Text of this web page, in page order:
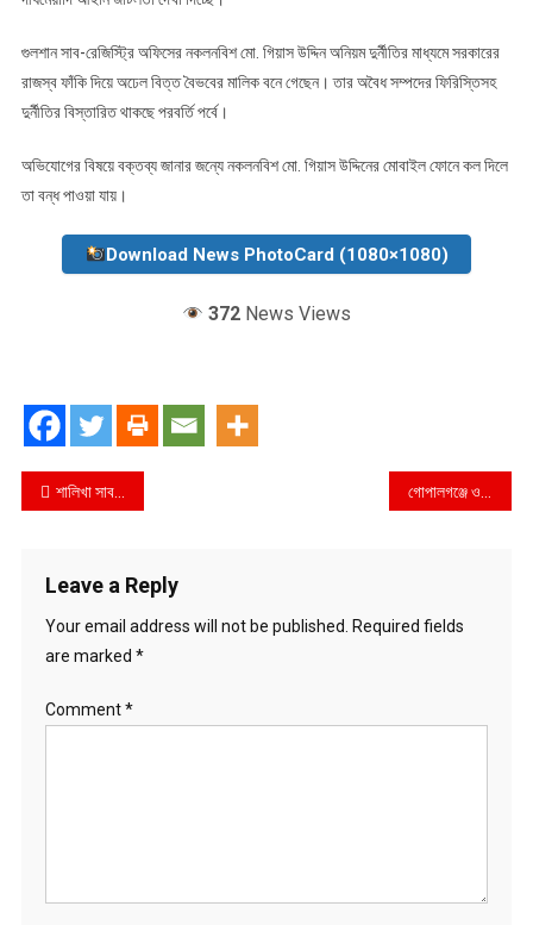
গুলশান সাব-রেজিস্ট্রি অফিসের নকলনবিশ মো. গিয়াস উদ্দিন অনিয়ম দুর্নীতির মাধ্যমে সরকারের
রাজস্ব ফাঁকি দিয়ে অঢেল বিত্ত বৈভবের মালিক বনে গেছেন। তার অবৈধ সম্পদের ফিরিস্তিসহ
দুর্নীতির বিস্তারিত থাকছে পরবর্তি পর্বে।
অভিযোগের বিষয়ে বক্তব্য জানার জন্যে নকলনবিশ মো. গিয়াস উদ্দিনের মোবাইল ফোনে কল দিলে
তা বন্ধ পাওয়া যায়।
Download News PhotoCard (1080×1080)
372 News Views
Post
শালিখা সাব-রেজিস্ট্রি অফিসে ঘুষের রমরমা বাণিজ্যের অভিযোগ, মাসে ‘১০ লাখ টাকার অবৈধ আয়’ নিয়ে তোলপাড় !
Leave a Reply
Your email address will not be published.
Required fields
are marked *
Comment*